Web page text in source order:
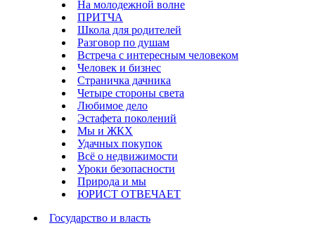
На молодежной волне
ПРИТЧА
Школа для родителей
Разговор по душам
Встреча с интересным человеком
Человек и бизнес
Страничка дачника
Четыре стороны света
Любимое дело
Эстафета поколений
Мы и ЖКХ
Удачных покупок
Всё о недвижимости
Уроки безопасности
Природа и мы
ЮРИСТ ОТВЕЧАЕТ
Государство и власть